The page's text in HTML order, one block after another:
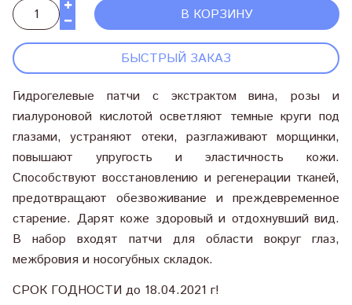
В КОРЗИНУ
БЫСТРЫЙ ЗАКАЗ
Гидрогелевые патчи с экстрактом вина, розы и
гиалуроновой кислотой осветляют темные круги под
глазами, устраняют отеки, разглаживают морщинки,
повышают упругость и эластичность кожи.
Способствуют восстановлению и регенерации тканей,
предотвращают обезвоживание и преждевременное
старение. Дарят коже здоровый и отдохнувший вид.
В набор входят патчи для области вокруг глаз,
межбровия и носогубных складок.
СРОК ГОДНОСТИ до 18.04.2021 г!